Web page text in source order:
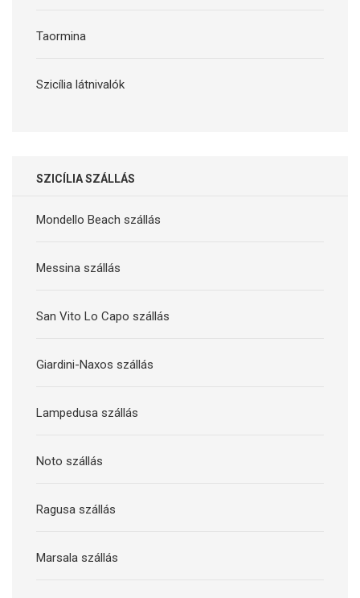
Taormina
Szicília látnivalók
SZICÍLIA SZÁLLÁS
Mondello Beach szállás
Messina szállás
San Vito Lo Capo szállás
Giardini-Naxos szállás
Lampedusa szállás
Noto szállás
Ragusa szállás
Marsala szállás